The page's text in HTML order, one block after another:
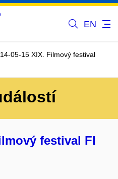
EN
05-15 XIX. Filmový festival
festival FI